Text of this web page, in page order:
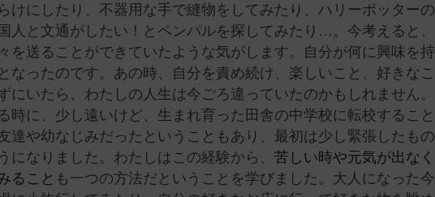
けにしたり、不器用な手で縫物をしてみたり、ハリーポッターの
人と文通がしたい！とペンパルを探してみたり…。今考えると、
を送ることができていたような気がします。自分が何に興味を持
なったのです。あの時、自分を責め続け、楽しいこと、好きなこ
にいたら、わたしの人生は今ごろ違っていたのかもしれません。
時に、少し遠いけど、生まれ育った田舎の中学校に転校すること
達や幼なじみだったということもあり、最初は少し緊張したもの
になりました。わたしはこの経験から、苦しい時や元気が出なく
ること も一つの方法だということを学びました。大人になった今